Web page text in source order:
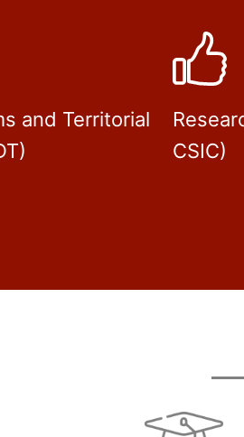
and Territorial
CSIC)